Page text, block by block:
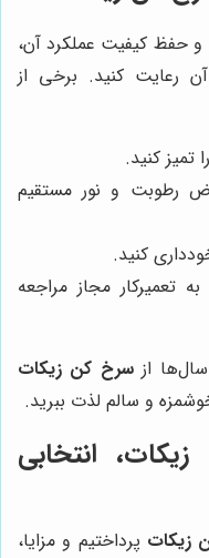
و حفظ کیفیت عملکرد آن،
رعایت کنید. برخی از
تمیز کنید.
رطوبت و نور مستقیم
کنید.
تعمیرکار مجاز مراجعه
سال‌ها ازسرخ کن زیکات
و سالم لذت ببرید.
انتخابی
زیکات پرداختیم و مزایا،